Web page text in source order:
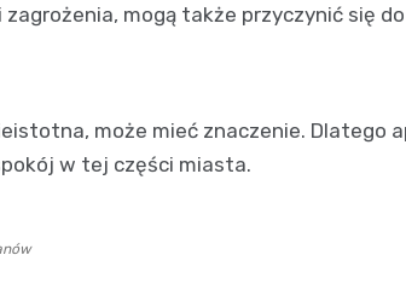
mogą także przyczynić się
może mieć znaczenie. Dlatego
w tej części miasta.